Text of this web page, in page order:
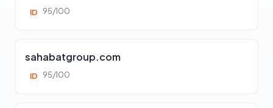
ID 95/100
sahabatgroup.com
ID 95/100